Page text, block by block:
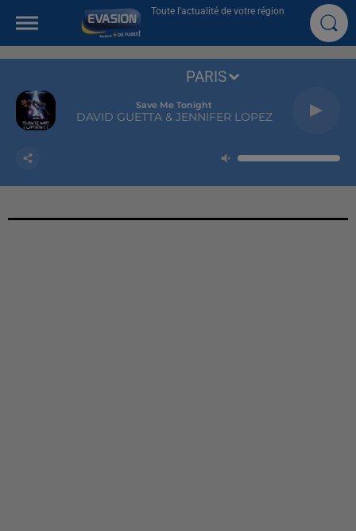
Toute l'actualité de votre région
Save Me Tonight
DAVID GUETTA & JENNIFER LOPEZ
PARIS